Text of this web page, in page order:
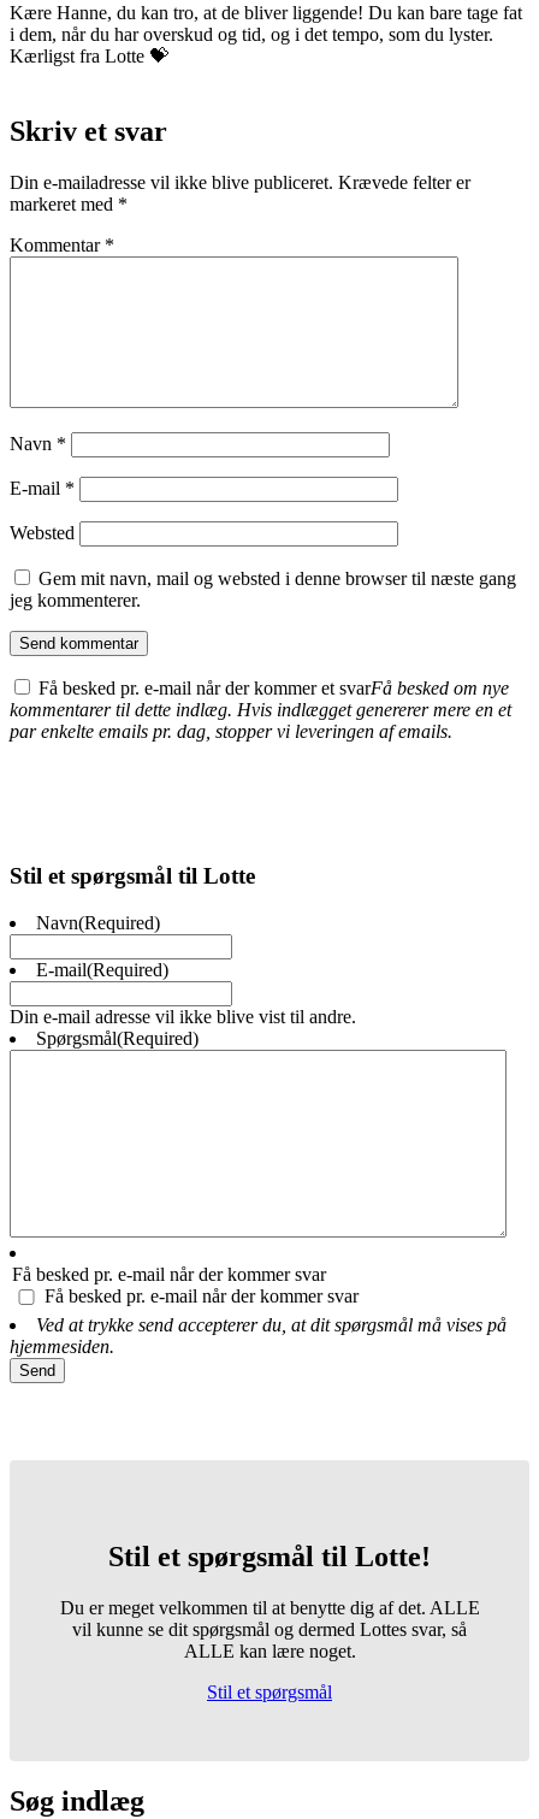
Kære Hanne, du kan tro, at de bliver liggende! Du kan bare tage fat
i dem, når du har overskud og tid, og i det tempo, som du lyster.
Kærligst fra Lotte 💝
Skriv et svar
Din e-mailadresse vil ikke blive publiceret. Krævede felter er
markeret med *
Kommentar *
Navn *
E-mail *
Websted
Gem mit navn, mail og websted i denne browser til næste gang
jeg kommenterer.
Få besked pr. e-mail når der kommer et svarFå besked om nye
kommentarer til dette indlæg. Hvis indlægget genererer mere en et
par enkelte emails pr. dag, stopper vi leveringen af emails.
Stil et spørgsmål til Lotte
Navn(Required)
E-mail(Required)
Din e-mail adresse vil ikke blive vist til andre.
Spørgsmål(Required)
Få besked pr. e-mail når der kommer svar
Få besked pr. e-mail når der kommer svar
Ved at trykke send accepterer du, at dit spørgsmål må vises på
hjemmesiden.
Stil et spørgsmål til Lotte!
Du er meget velkommen til at benytte dig af det. ALLE
vil kunne se dit spørgsmål og dermed Lottes svar, så
ALLE kan lære noget.
Stil et spørgsmål
Søg indlæg